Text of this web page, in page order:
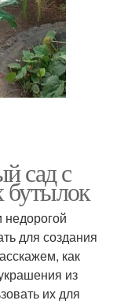
сад с
для создания
как
из
их для